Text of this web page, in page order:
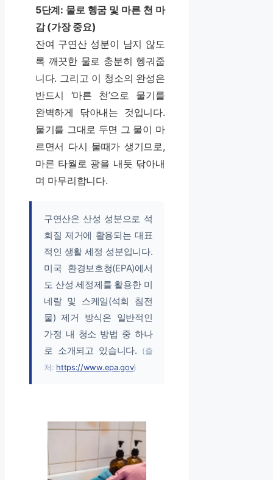
5단계: 물로 헹굼 및 마른 천 마
감 (가장 중요)
잔여 구연산 성분이 남지 않도
록 깨끗한 물로 충분히 헹궈줍
니다. 그리고 이 청소의 완성은
반드시 ‘마른 천’으로 물기를
완벽하게 닦아내는 것입니다.
물기를 그대로 두면 그 물이 마
르면서 다시 물때가 생기므로,
마른 타월로 광을 내듯 닦아내
며 마무리합니다.
구연산은 산성 성분으로 석
회질 제거에 활용되는 대표
적인 생활 세정 성분입니다.
미국 환경보호청(EPA)에서
도 산성 세정제를 활용한 미
네랄 및 스케일(석회 침전
물) 제거 방식은 일반적인
가정 내 청소 방법 중 하나
로 소개되고 있습니다.
(출
처: https://www.epa.gov)